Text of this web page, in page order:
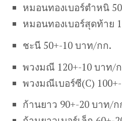
หมอนทองเบอร์ตำหนิ
หมอนทองเบอร์สุดท้าย
ชะนี 50+-10 บาท/กก.
พวงมณี 120+-10 บาท/
พวงมณีเบอร์ซี(C)
ก้านยาว 90+-20 บาท/ก